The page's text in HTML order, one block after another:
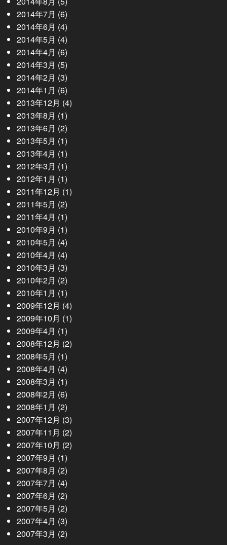
2014年7月 (6)
2014年6月 (4)
2014年5月 (4)
2014年4月 (6)
2014年3月 (5)
2014年2月 (3)
2014年1月 (6)
2013年12月 (4)
2013年8月 (1)
2013年6月 (2)
2013年5月 (1)
2013年4月 (1)
2012年3月 (1)
2012年1月 (1)
2011年12月 (1)
2011年5月 (2)
2011年4月 (1)
2010年9月 (1)
2010年5月 (4)
2010年4月 (4)
2010年3月 (3)
2010年2月 (2)
2010年1月 (1)
2009年12月 (4)
2009年10月 (1)
2009年4月 (1)
2008年12月 (2)
2008年5月 (1)
2008年4月 (4)
2008年3月 (1)
2008年2月 (6)
2008年1月 (2)
2007年12月 (3)
2007年11月 (2)
2007年10月 (2)
2007年9月 (1)
2007年8月 (2)
2007年7月 (4)
2007年6月 (2)
2007年5月 (2)
2007年4月 (3)
2007年3月 (2)